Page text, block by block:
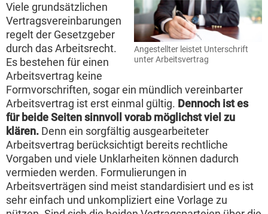
Angestellter leistet Unterschrift
unter Arbeitsvertrag
Viele grundsätzlichen
Vertragsvereinbarungen
regelt der Gesetzgeber
durch das Arbeitsrecht.
Es bestehen für einen
Arbeitsvertrag keine
Formvorschriften, sogar ein mündlich vereinbarter
Arbeitsvertrag ist erst einmal gültig. Dennoch ist es
für beide Seiten sinnvoll vorab möglichst viel zu
klären. Denn ein sorgfältig ausgearbeiteter
Arbeitsvertrag berücksichtigt bereits rechtliche
Vorgaben und viele Unklarheiten können dadurch
vermieden werden. Formulierungen in
Arbeitsverträgen sind meist standardisiert und es ist
sehr einfach und unkompliziert eine Vorlage zu